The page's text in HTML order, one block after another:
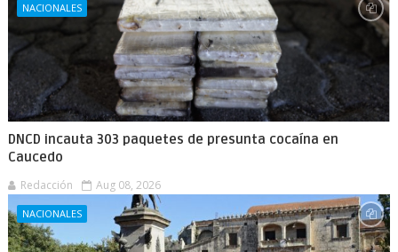
NACIONALES
DNCD incauta 303 paquetes de presunta cocaína en
Caucedo
Redacción Aug 08, 2026
NACIONALES